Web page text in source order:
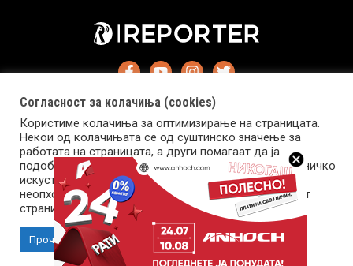
Copyright © 2026 Reporter.mk | Member of Clip Media Group
Импресум Маркетинг Услови за користење
Согласност за колачиња (cookies)
Користиме колачиња за оптимизирање на страницата.
Некои од колачињата се од суштинско значење за
работата на страницата, а други помагаат да ја
подобриме оваа интернет страница и вашето корисничко
искуство. Напомена: задолжителните колачиња се
неопходни за користење и пристап до оваа интернет
страница.
Прочитај повеќе Прифати колачиња